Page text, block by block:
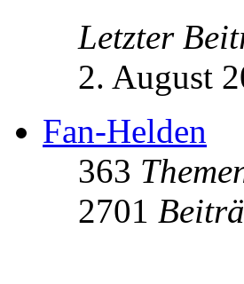
Letzter
2. August
Fan-Helden
363
2701